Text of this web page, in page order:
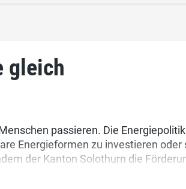
gleich
passieren. Die
Energieformen zu investieren oder
der Kanton Solothurn die